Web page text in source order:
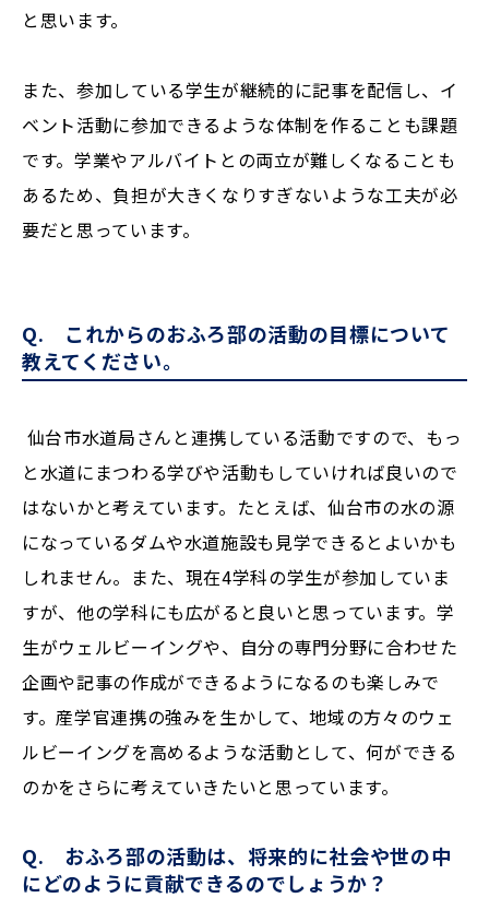
と思います。
また、参加している学生が継続的に記事を配信し、イ
ベント活動に参加できるような体制を作ることも課題
です。学業やアルバイトとの両立が難しくなることも
あるため、負担が大きくなりすぎないような工夫が必
要だと思っています。
Q. これからのおふろ部の活動の目標について
教えてください。
仙台市水道局さんと連携している活動ですので、もっ
と水道にまつわる学びや活動もしていければ良いので
はないかと考えています。たとえば、仙台市の水の源
になっているダムや水道施設も見学できるとよいかも
しれません。また、現在4学科の学生が参加していま
すが、他の学科にも広がると良いと思っています。学
生がウェルビーイングや、自分の専門分野に合わせた
企画や記事の作成ができるようになるのも楽しみで
す。産学官連携の強みを生かして、地域の方々のウェ
ルビーイングを高めるような活動として、何ができる
のかをさらに考えていきたいと思っています。
Q. おふろ部の活動は、将来的に社会や世の中
にどのように貢献できるのでしょうか？